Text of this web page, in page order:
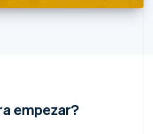
empezar?